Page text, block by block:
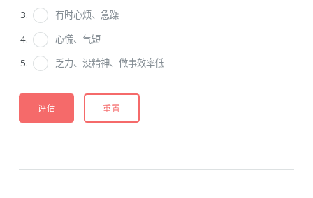
有时心烦、急躁
心慌、气短
乏力、没精神、做事效率低